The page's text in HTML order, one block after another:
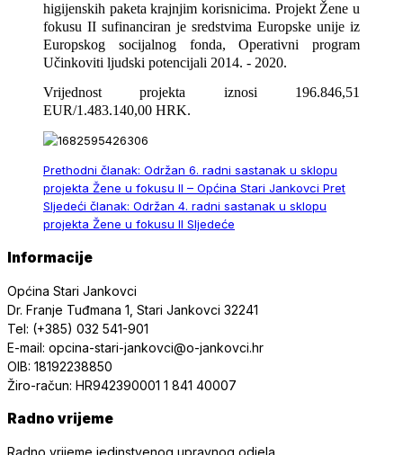
higijenskih paketa krajnjim korisnicima. Projekt Žene u
fokusu II sufinanciran je sredstvima Europske unije iz
Europskog socijalnog fonda, Operativni program
Učinkoviti ljudski potencijali 2014. - 2020.
Vrijednost projekta iznosi 196.846,51
EUR/1.483.140,00 HRK.
Prethodni članak: Održan 6. radni sastanak u sklopu
projekta Žene u fokusu II – Općina Stari Jankovci Pret
Sljedeći članak: Održan 4. radni sastanak u sklopu
projekta Žene u fokusu II Sljedeće
Informacije
Općina Stari Jankovci
Dr. Franje Tuđmana 1, Stari Jankovci 32241
Tel: (+385) 032 541-901
E-mail: opcina-stari-jankovci@o-jankovci.hr
OIB: 18192238850
Žiro-račun: HR942390001 1 841 40007
Radno vrijeme